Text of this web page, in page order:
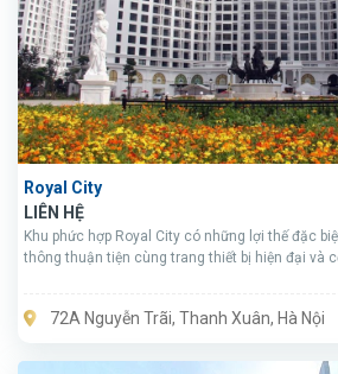
Royal City
LIÊN HỆ
Khu phức hợp Royal City có những lợi thế đặc
thông thuận tiện cùng trang thiết bị hiện đại và
72A Nguyễn Trãi, Thanh Xuân, Hà Nội